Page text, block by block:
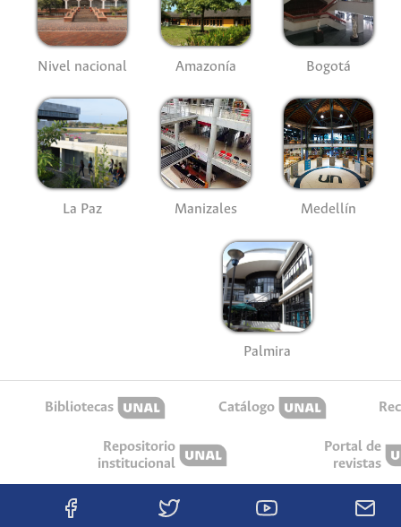
Nivel nacional Amazonía Bogotá
La Paz Manizales Medellín
Palmira
Bibliotecas Catálogo
Repositorio
institucional
Portal de
revistas